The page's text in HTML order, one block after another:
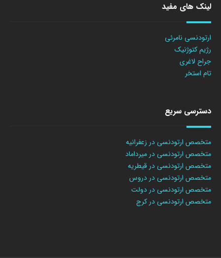
لینک های مفید
ارتودنسی نامرئی
رژیم کتوژنیک
جراح لاغری
تام استخر
دسترسی سریع
متخصص ارتودنسی در زعفرانیه
متخصص ارتودنسی در میرداماد
متخصص ارتودنسی در قیطریه
متخصص ارتودنسی در دروس
متخصص ارتودنسی در دولت
متخصص ارتودنسی در کرج